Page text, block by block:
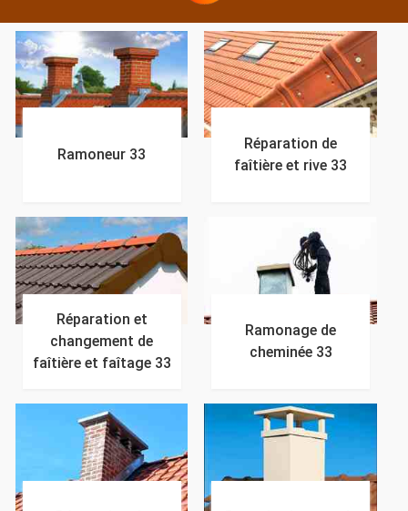
Ramoneur 33
Réparation de
faîtière et rive 33
Réparation et
changement de
faîtière et faîtage 33
Ramonage de
cheminée 33